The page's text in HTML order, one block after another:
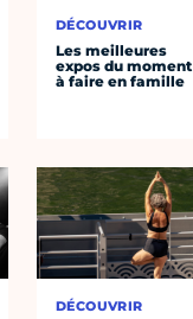
DÉCOUVRIR
Les meilleures
expos du moment
à faire en famille
DÉCOUVRIR